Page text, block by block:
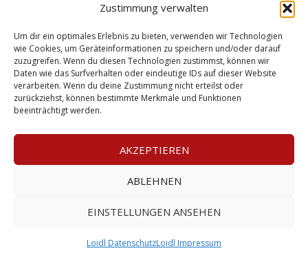
Zustimmung verwalten
Um dir ein optimales Erlebnis zu bieten, verwenden wir Technologien
wie Cookies, um Geräteinformationen zu speichern und/oder darauf
zuzugreifen. Wenn du diesen Technologien zustimmst, können wir
Daten wie das Surfverhalten oder eindeutige IDs auf dieser Website
verarbeiten. Wenn du deine Zustimmung nicht erteilst oder
zurückziehst, können bestimmte Merkmale und Funktionen
beeinträchtigt werden.
AKZEPTIEREN
ABLEHNEN
EINSTELLUNGEN ANSEHEN
Loidl DatenschutzLoidl Impressum
Datenschutzerklärung finden Sie auf
unserer Website
https://www.loidl-
consulting.at/loidl-datenschutz/
AGBs
Datenschutz
© Copyright Loidl Consulting 2026